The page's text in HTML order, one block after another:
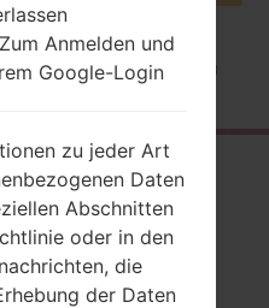
L5 II →LGE450B
L5 II
Anmelden und
Google-Login
zu jeder Art
Daten
Abschnitten
oder in den
die
der Daten